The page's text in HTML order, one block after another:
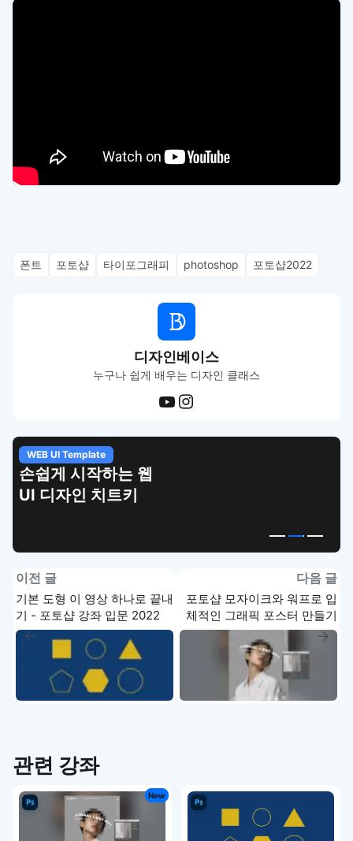
폰트 포토샵 타이포그래피 photoshop 포토샵2022
디자인베이스
누구나 쉽게 배우는 디자인 클래스
이전 글
기본 도형 이 영상 하나로 끝내
기 - 포토샵 강좌 입문 2022
다음 글
포토샵 모자이크와 워프로 입
체적인 그래픽 포스터 만들기
- 포토샵 강좌
관련 강좌
New